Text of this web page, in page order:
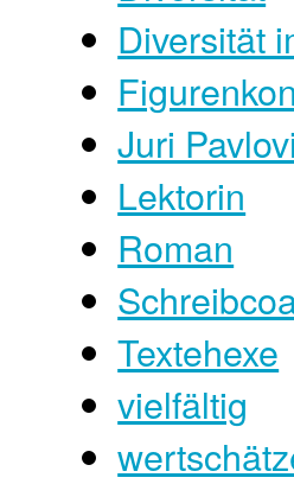
Diversität
Juri
Lektorin
Roman
Textehexe
vielfältig